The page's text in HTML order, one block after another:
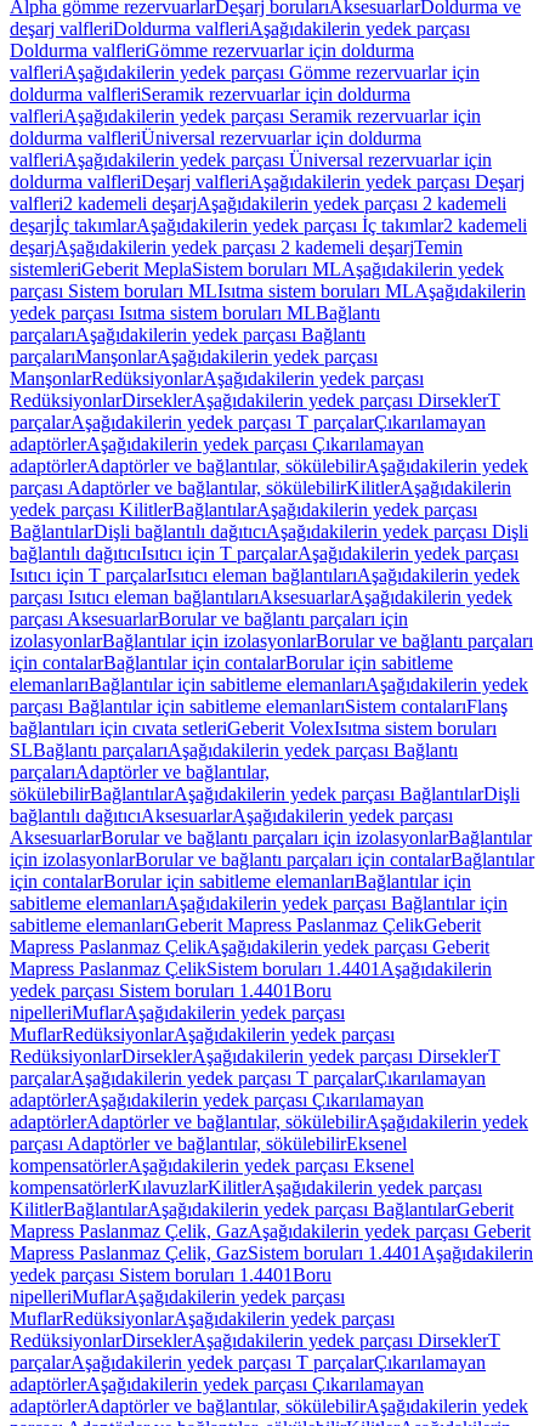
Alpha gömme rezervuarlarDeşarj borularıAksesuarlarDoldurma ve
deşarj valfleriDoldurma valfleriAşağıdakilerin yedek parçası
Doldurma valfleriGömme rezervuarlar için doldurma
valfleriAşağıdakilerin yedek parçası Gömme rezervuarlar için
doldurma valfleriSeramik rezervuarlar için doldurma
valfleriAşağıdakilerin yedek parçası Seramik rezervuarlar için
doldurma valfleriÜniversal rezervuarlar için doldurma
valfleriAşağıdakilerin yedek parçası Üniversal rezervuarlar için
doldurma valfleriDeşarj valfleriAşağıdakilerin yedek parçası Deşarj
valfleri2 kademeli deşarjAşağıdakilerin yedek parçası 2 kademeli
deşarjİç takımlarAşağıdakilerin yedek parçası İç takımlar2 kademeli
deşarjAşağıdakilerin yedek parçası 2 kademeli deşarjTemin
sistemleriGeberit MeplaSistem boruları MLAşağıdakilerin yedek
parçası Sistem boruları MLIsıtma sistem boruları MLAşağıdakilerin
yedek parçası Isıtma sistem boruları MLBağlantı
parçalarıAşağıdakilerin yedek parçası Bağlantı
parçalarıManşonlarAşağıdakilerin yedek parçası
ManşonlarRedüksiyonlarAşağıdakilerin yedek parçası
RedüksiyonlarDirseklerAşağıdakilerin yedek parçası DirseklerT
parçalarAşağıdakilerin yedek parçası T parçalarÇıkarılamayan
adaptörlerAşağıdakilerin yedek parçası Çıkarılamayan
adaptörlerAdaptörler ve bağlantılar, sökülebilirAşağıdakilerin yedek
parçası Adaptörler ve bağlantılar, sökülebilirKilitlerAşağıdakilerin
yedek parçası KilitlerBağlantılarAşağıdakilerin yedek parçası
BağlantılarDişli bağlantılı dağıtıcıAşağıdakilerin yedek parçası Dişli
bağlantılı dağıtıcıIsıtıcı için T parçalarAşağıdakilerin yedek parçası
Isıtıcı için T parçalarIsıtıcı eleman bağlantılarıAşağıdakilerin yedek
parçası Isıtıcı eleman bağlantılarıAksesuarlarAşağıdakilerin yedek
parçası AksesuarlarBorular ve bağlantı parçaları için
izolasyonlarBağlantılar için izolasyonlarBorular ve bağlantı parçaları
için contalarBağlantılar için contalarBorular için sabitleme
elemanlarıBağlantılar için sabitleme elemanlarıAşağıdakilerin yedek
parçası Bağlantılar için sabitleme elemanlarıSistem contalarıFlanş
bağlantıları için cıvata setleriGeberit VolexIsıtma sistem boruları
SLBağlantı parçalarıAşağıdakilerin yedek parçası Bağlantı
parçalarıAdaptörler ve bağlantılar,
sökülebilirBağlantılarAşağıdakilerin yedek parçası BağlantılarDişli
bağlantılı dağıtıcıAksesuarlarAşağıdakilerin yedek parçası
AksesuarlarBorular ve bağlantı parçaları için izolasyonlarBağlantılar
için izolasyonlarBorular ve bağlantı parçaları için contalarBağlantılar
için contalarBorular için sabitleme elemanlarıBağlantılar için
sabitleme elemanlarıAşağıdakilerin yedek parçası Bağlantılar için
sabitleme elemanlarıGeberit Mapress Paslanmaz ÇelikGeberit
Mapress Paslanmaz ÇelikAşağıdakilerin yedek parçası Geberit
Mapress Paslanmaz ÇelikSistem boruları 1.4401 Aşağıdakilerin
yedek parçası Sistem boruları 1.4401Boru
nipelleriMuflarAşağıdakilerin yedek parçası
MuflarRedüksiyonlarAşağıdakilerin yedek parçası
RedüksiyonlarDirseklerAşağıdakilerin yedek parçası DirseklerT
parçalarAşağıdakilerin yedek parçası T parçalarÇıkarılamayan
adaptörlerAşağıdakilerin yedek parçası Çıkarılamayan
adaptörlerAdaptörler ve bağlantılar, sökülebilirAşağıdakilerin yedek
parçası Adaptörler ve bağlantılar, sökülebilirEksenel
kompensatörlerAşağıdakilerin yedek parçası Eksenel
kompensatörlerKılavuzlarKilitlerAşağıdakilerin yedek parçası
KilitlerBağlantılarAşağıdakilerin yedek parçası BağlantılarGeberit
Mapress Paslanmaz Çelik, GazAşağıdakilerin yedek parçası Geberit
Mapress Paslanmaz Çelik, GazSistem boruları 1.4401 Aşağıdakilerin
yedek parçası Sistem boruları 1.4401Boru
nipelleriMuflarAşağıdakilerin yedek parçası
MuflarRedüksiyonlarAşağıdakilerin yedek parçası
RedüksiyonlarDirseklerAşağıdakilerin yedek parçası DirseklerT
parçalarAşağıdakilerin yedek parçası T parçalarÇıkarılamayan
adaptörlerAşağıdakilerin yedek parçası Çıkarılamayan
adaptörlerAdaptörler ve bağlantılar, sökülebilirAşağıdakilerin yedek